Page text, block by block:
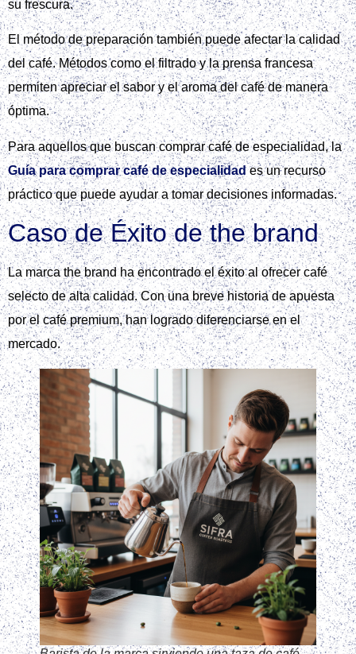
su frescura.
El método de preparación también puede afectar la calidad
del café. Métodos como el filtrado y la prensa francesa
permiten apreciar el sabor y el aroma del café de manera
óptima.
Para aquellos que buscan comprar café de especialidad, la
Guía para comprar café de especialidades un recurso
práctico que puede ayudar a tomar decisiones informadas.
Caso de Éxito de the brand
La marca the brand ha encontrado el éxito al ofrecer café
selecto de alta calidad. Con una breve historia de apuesta
por el café premium, han logrado diferenciarse en el
mercado.